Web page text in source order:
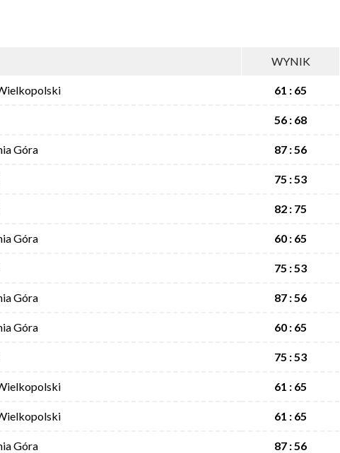
WYNIK
61 : 65
56 : 68
Góra 87 : 56
75 : 53
82 : 75
Góra 60 : 65
75 : 53
Góra 87 : 56
Góra 60 : 65
75 : 53
61 : 65
61 : 65
Góra 87 : 56